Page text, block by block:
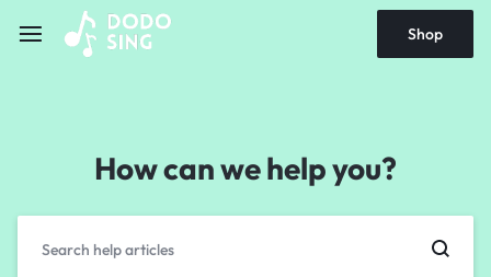
Shop
How can we help you?